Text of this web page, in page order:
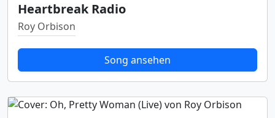
Heartbreak Radio
Roy Orbison
Song ansehen